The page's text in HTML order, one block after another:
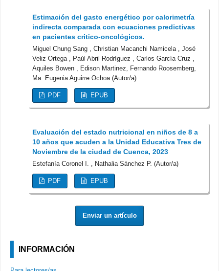
Estimación del gasto energético por calorimetría
indirecta comparada con ecuaciones predictivas
en pacientes critico-oncológicos.
Miguel Chung Sang , Christian Macanchi Namicela , José
Veliz Ortega , Paúl Abril Rodríguez , Carlos García Cruz ,
Aquiles Bowen , Edison Martinez, Fernando Roosemberg,
Ma. Eugenia Aguirre Ochoa (Autor/a)
PDF EPUB
Evaluación del estado nutricional en niños de 8 a
10 años que acuden a la Unidad Educativa Tres de
Noviembre de la ciudad de Cuenca, 2023
Estefanía Coronel I. , Nathalia Sánchez P. (Autor/a)
PDF EPUB
Enviar un artículo
INFORMACIÓN